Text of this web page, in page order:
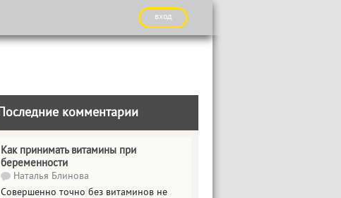
вход
Последние комментарии
Как принимать витамины при
беременности
Наталья Блинова
Совершенно точно без витаминов не